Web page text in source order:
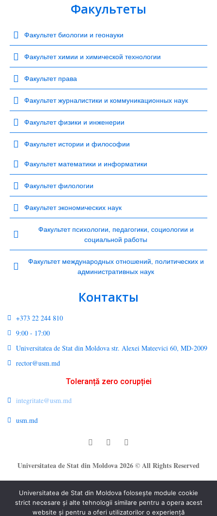
Факультеты
Факультет биологии и геонауки
Факультет химии и химической технологии
Факультет права
Факультет журналистики и коммуникационных наук
Факультет физики и инженерии
Факультет истории и философии
Факультет математики и информатики
Факультет филологии
Факультет экономических наук
Факультет психологии, педагогики, социологии и
социальной работы
Факультет международных отношений, политических и
административных наук
Контакты
+373 22 244 810
9:00 - 17:00
Universitatea de Stat din Moldova str. Alexei Mateevici 60, MD-2009
rector@usm.md
Toleranță zero corupției
integritate@usm.md
usm.md
Universitatea de Stat din Moldova 2026 © All Rights Reserved
Universitatea de Stat din Moldova folosește module cookie
strict necesare și alte tehnologii similare pentru a opera acest
website și pentru a oferi utilizatorilor o experiență